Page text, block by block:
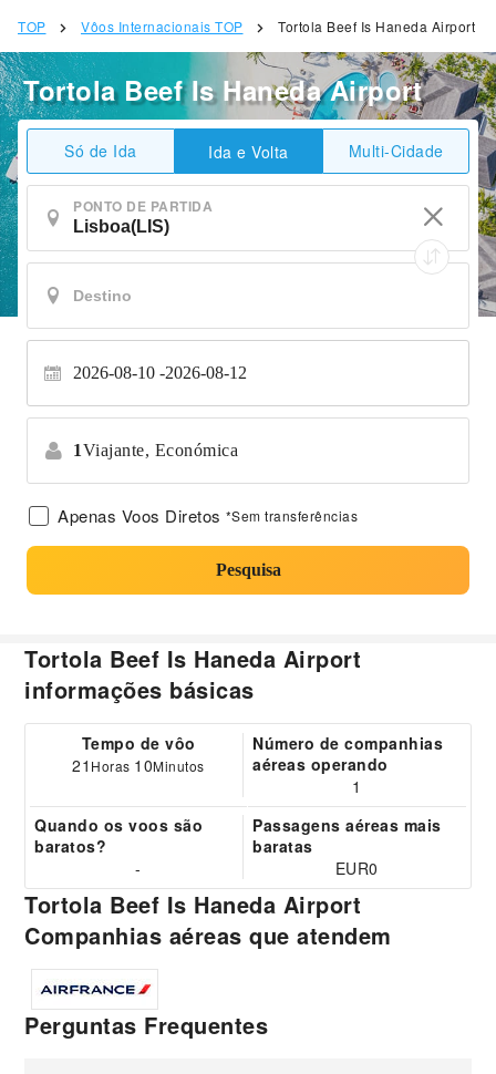
TOP Vôos Internacionais TOP Tortola Beef Is Haneda Airport
Tortola Beef Is Haneda Airport
Só de Ida Ida e Volta Multi-Cidade
PONTO DE PARTIDA
2026-08-10 2026-08-12
1Viajante, Económica
Apenas Voos Diretos *Sem transferências
Pesquisa
Tortola Beef Is Haneda Airport
informações básicas
Tempo de vôo
21 Horas 10Minutos
Número de companhias
aéreas operando
1
Quando os voos são
baratos?
-
Passagens aéreas mais
baratas
EUR0
Tortola Beef Is Haneda Airport
Companhias aéreas que atendem
Perguntas Frequentes